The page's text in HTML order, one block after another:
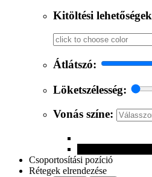
Kitöltési lehetőségek
Átlátszó:
Löketszélesség:
Vonás színe:
Csoportosítási pozíció
Rétegek elrendezése